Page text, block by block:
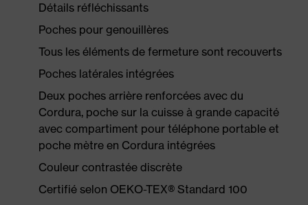
Détails réfléchissants
Poches pour genouillères
Tous les éléments de fermeture sont recouverts
Poches latérales intégrées
Deux poches arrière renforcées avec du
Cordura, poche sur la cuisse à grande capacité
avec compartiment pour téléphone portable et
poche mètre en Cordura intégrées
Couleur contrastée discrète
Certifié selon OEKO-TEX® Standard 100